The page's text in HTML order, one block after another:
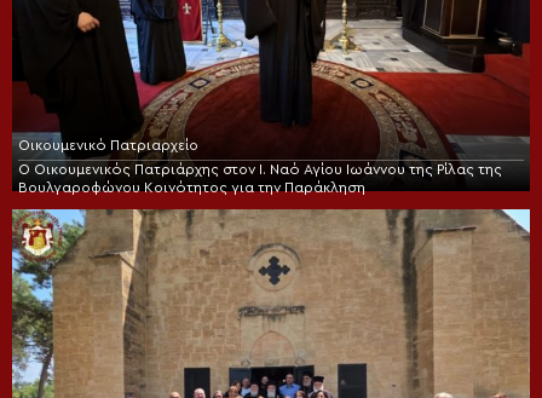
Οικουμενικό Πατριαρχείο
Ο Οικουμενικός Πατριάρχης στον I. Ναό Αγίου Ιωάννου της Ρίλας της
Βουλγαροφώνου Κοινότητος για την Παράκληση